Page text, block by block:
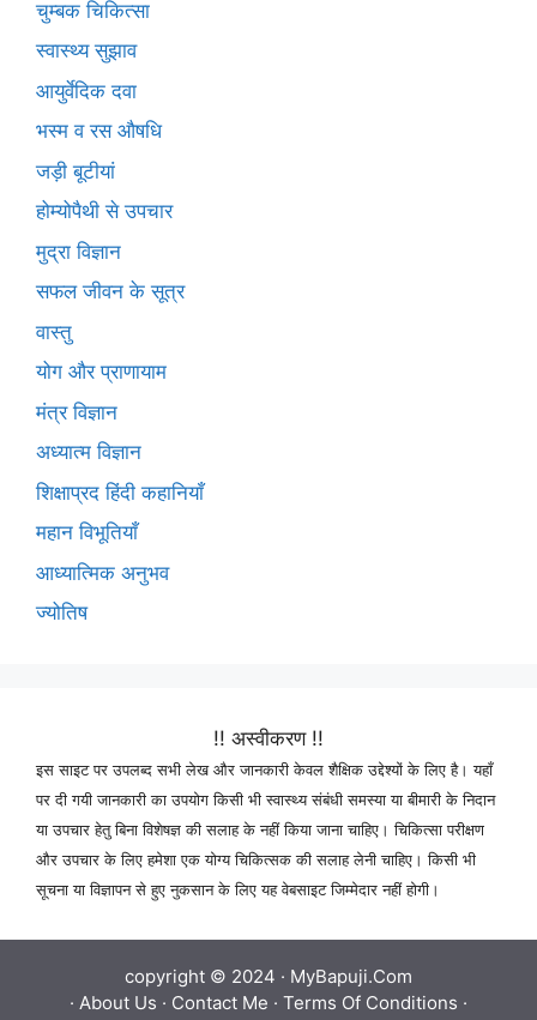
चुम्बक चिकित्सा
स्वास्थ्य सुझाव
आयुर्वेदिक दवा
भस्म व रस औषधि
जड़ी बूटीयां
होम्योपैथी से उपचार
मुद्रा विज्ञान
सफल जीवन के सूत्र
वास्तु
योग और प्राणायाम
मंत्र विज्ञान
अध्यात्म विज्ञान
शिक्षाप्रद हिंदी कहानियाँ
महान विभूतियाँ
आध्यात्मिक अनुभव
ज्योतिष
!! अस्वीकरण !!
इस साइट पर उपलब्द सभी लेख और जानकारी केवल शैक्षिक उद्देश्यों के लिए है। यहाँ
पर दी गयी जानकारी का उपयोग किसी भी स्वास्थ्य संबंधी समस्या या बीमारी के निदान
या उपचार हेतु बिना विशेषज्ञ की सलाह के नहीं किया जाना चाहिए। चिकित्सा परीक्षण
और उपचार के लिए हमेशा एक योग्य चिकित्सक की सलाह लेनी चाहिए। किसी भी
सूचना या विज्ञापन से हुए नुकसान के लिए यह वेबसाइट जिम्मेदार नहीं होगी।
copyright © 2024 · MyBapuji.Com
· About Us · Contact Me · Terms Of Conditions ·